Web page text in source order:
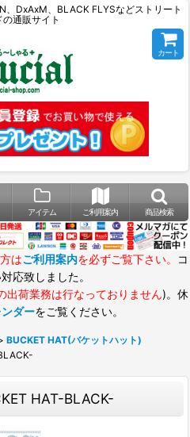
、DxAxM、BLACK FLYSなどストリート
の通販サイト
カート
アイテム ご利用案内 商品検索
はご利用案内を必ずご覧下さい。
コ
応致しました。
出荷業務は行なっておりません)。休
ダーをご覧ください。
BUCKET HAT(バケットハット)
HAT-BLACK-